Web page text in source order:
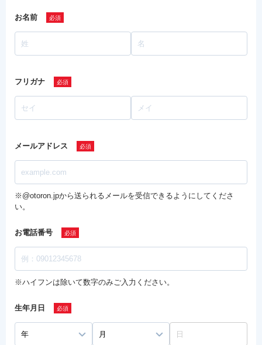
お名前
フリガナ
メールアドレス
※@otoron.jpから送られるメールを受信できるようにしてくださ
い。
お電話番号
※ハイフンは除いて数字のみご入力ください。
生年月日